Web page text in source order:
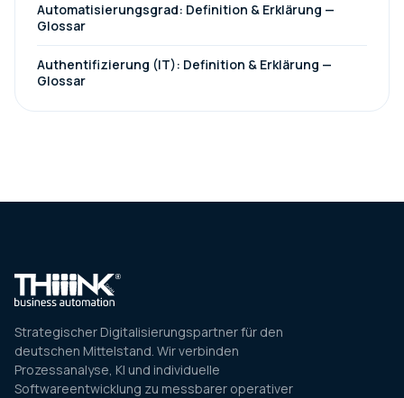
Automatisierungsgrad: Definition & Erklärung —
Glossar
Authentifizierung (IT): Definition & Erklärung —
Glossar
Strategischer Digitalisierungspartner für den
deutschen Mittelstand. Wir verbinden
Prozessanalyse, KI und individuelle
Softwareentwicklung zu messbarer operativer